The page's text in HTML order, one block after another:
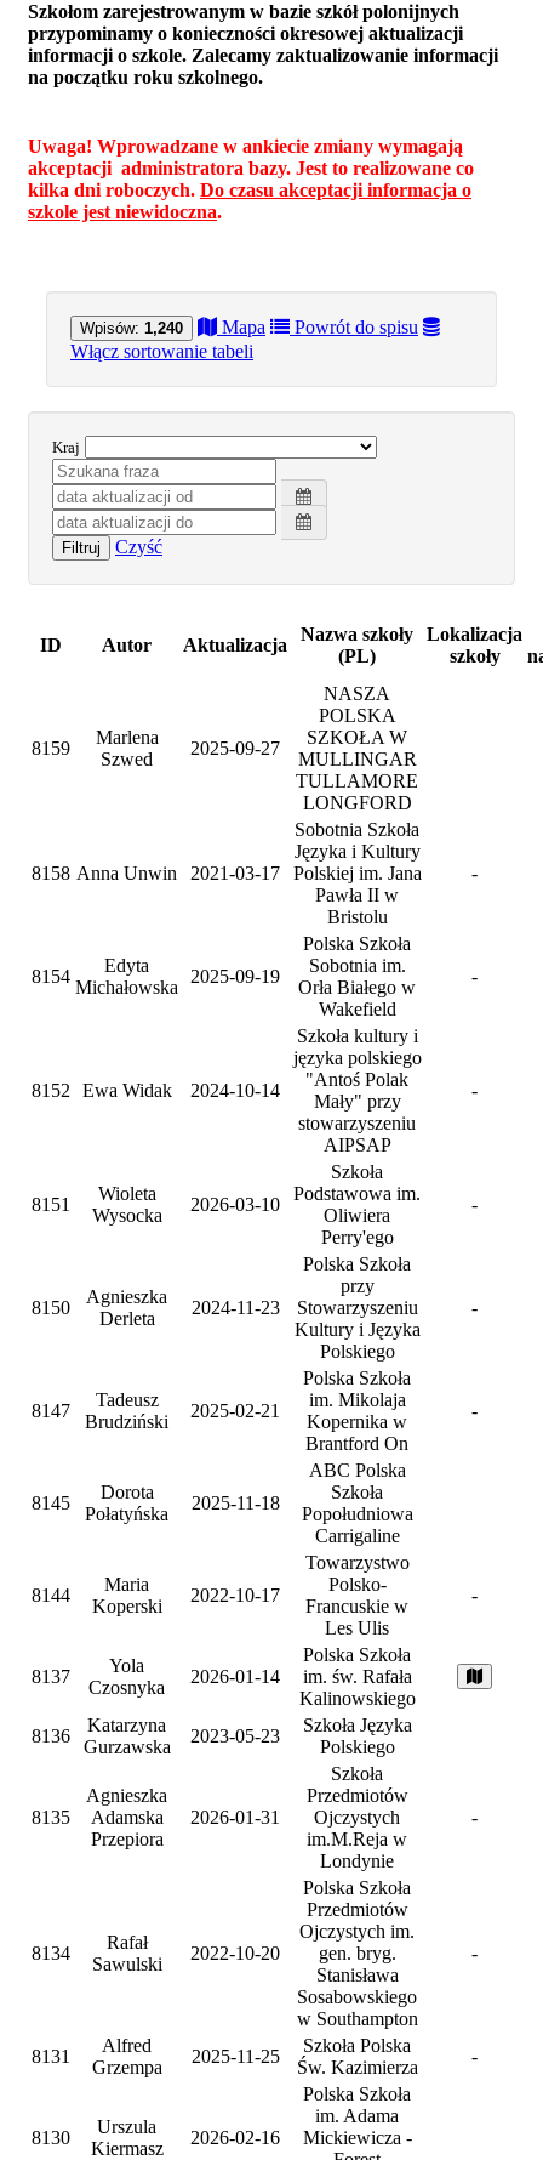
Szkołom zarejestrowanym w bazie szkół polonijnych
przypominamy o konieczności okresowej aktualizacji
informacji o szkole. Zalecamy zaktualizowanie informacji
na początku roku szkolnego.
Uwaga! Wprowadzane w ankiecie zmiany wymagają
akceptacji administratora bazy. Jest to realizowane co
kilka dni roboczych. Do czasu akceptacji informacja o
szkole jest niewidoczna.
Wpisów: 1,240 Mapa
Powrót do spisu
Włącz sortowanie tabeli
Kraj
Filtruj Czyść
ID Autor Aktualizacja
Nazwa szkoły
(PL)
Lokalizacja
szkoły
8159
Marlena
Szwed
2025-09-27
NASZA
POLSKA
SZKOŁA W
MULLINGAR
TULLAMORE
LONGFORD
8158 Anna Unwin 2021-03-17
Sobotnia Szkoła
Języka i Kultury
Polskiej im. Jana
Pawła II w
Bristolu
-
8154
Edyta
Michałowska
2025-09-19
Polska Szkoła
Sobotnia im.
Orła Białego w
Wakefield
-
8152 Ewa Widak 2024-10-14
Szkoła kultury i
języka polskiego
"Antoś Polak
Mały" przy
stowarzyszeniu
AIPSAP
-
8151
Wioleta
Wysocka
2026-03-10
Szkoła
Podstawowa im.
Oliwiera
Perry'ego
-
8150
Agnieszka
Derleta
2024-11-23
Polska Szkoła
przy
Stowarzyszeniu
Kultury i Języka
Polskiego
-
8147
Tadeusz
Brudziński
2025-02-21
Polska Szkoła
im. Mikolaja
Kopernika w
Brantford On
-
8145
Dorota
Połatyńska
2025-11-18
ABC Polska
Szkoła
Popołudniowa
Carrigaline
8144
Maria
Koperski
2022-10-17
Towarzystwo
Polsko-
Francuskie w
Les Ulis
-
8137
Yola
Czosnyka
2026-01-14
Polska Szkoła
im. św. Rafała
Kalinowskiego
8136
Katarzyna
Gurzawska
2023-05-23
Szkoła Języka
Polskiego
8135
Agnieszka
Adamska
Przepiora
2026-01-31
Szkoła
Przedmiotów
Ojczystych
im.M.Reja w
Londynie
-
8134
Rafał
Sawulski
2022-10-20
Polska Szkoła
Przedmiotów
Ojczystych im.
gen. bryg.
Stanisława
Sosabowskiego
w Southampton
-
8131
Alfred
Grzempa
2025-11-25
Szkoła Polska
Św. Kazimierza
-
8130
Urszula
Kiermasz
2026-02-16
Polska Szkoła
im. Adama
Mickiewicza -